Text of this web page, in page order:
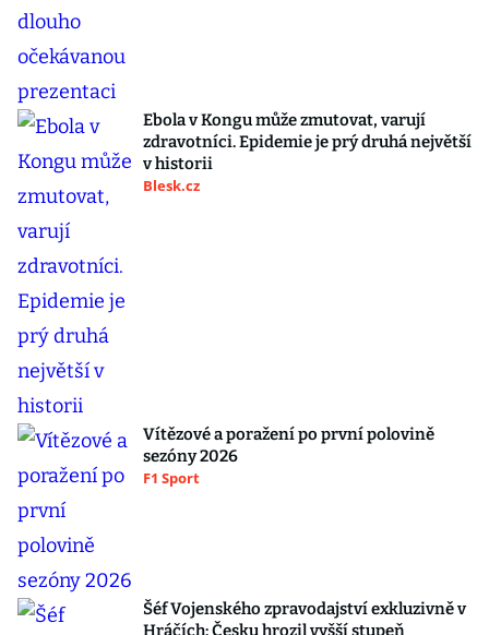
Ebola v Kongu může zmutovat, varují
zdravotníci. Epidemie je prý druhá největší
v historii
Blesk.cz
Vítězové a poražení po první polovině
sezóny 2026
F1 Sport
Šéf Vojenského zpravodajství exkluzivně v
Hráčích: Česku hrozil vyšší stupeň